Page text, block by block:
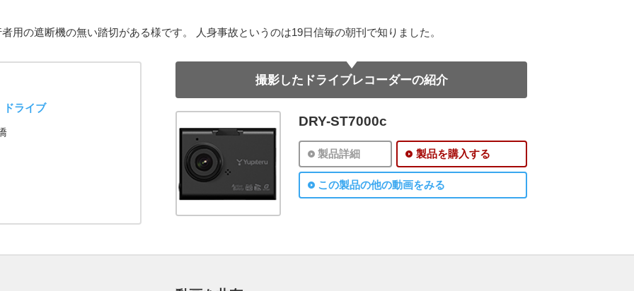
用の遮断機の無い踏切がある様です。 人身事故というのは19日信毎の朝刊で知りました。
ドライブ
撮影したドライブレコーダーの紹介
DRY-ST7000c
製品詳細 製品を購入する
この製品の他の動画をみる